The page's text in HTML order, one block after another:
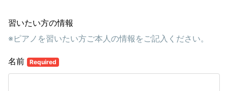
習いたい方の情報
※ピアノを習いたい方ご本人の情報をご記入ください。
名前 Required